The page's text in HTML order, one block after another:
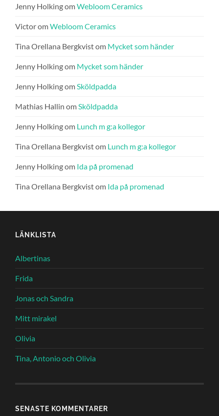
Jenny HolkingomWebloom Ceramics
VictoromWebloom Ceramics
Tina Orellana Bergkvistom Mycket som händer
Jenny Holkingom Mycket som händer
Jenny HolkingomSköldpadda
Mathias Hallin omSköldpadda
Jenny Holkingom Lunch m g:a kollegor
Tina Orellana Bergkvistom Lunch m g:a kollegor
Jenny Holkingom Ida på promenad
Tina Orellana Bergkvistom Ida på promenad
LÄNKLISTA
Albertinas
Frida
Jonas och Sandra
Mitt mirakel
Olivia
Tina, Antonio och Olivia
SENASTE KOMMENTARER